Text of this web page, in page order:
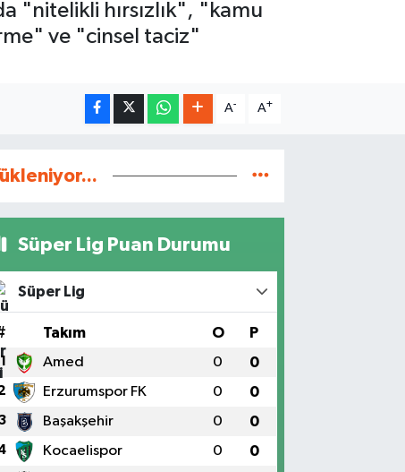
"nitelikli hırsızlık", "kamu
ve "cinsel taciz"
A- A+
Süper Lig Puan Durumu
Süper Lig
Takım O P
1 Amed 0 0
Erzurumspor FK 0 0
Başakşehir 0 0
Kocaelispor 0 0